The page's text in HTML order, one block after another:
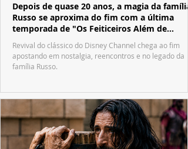
Depois de quase 20 anos, a magia da família
Russo se aproxima do fim com a última
temporada de "Os Feiticeiros Além de
Waverly Place"
Revival do clássico do Disney Channel chega ao fim
apostando em nostalgia, reencontros e no legado da
família Russo.